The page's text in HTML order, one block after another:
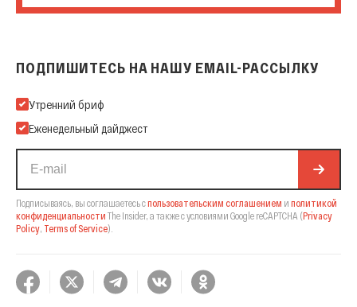
ПОДПИШИТЕСЬ НА НАШУ EMAIL-РАССЫЛКУ
Подпишитесь на нашу Email-рассылку
Утренний бриф
Еженедельный дайджест
Подписываясь, вы соглашаетесь спользовательским соглашением и политикой
конфиденциальности The Insider, а также с условиями Google reCAPTCHA (Privacy
Policy, Terms of Service).